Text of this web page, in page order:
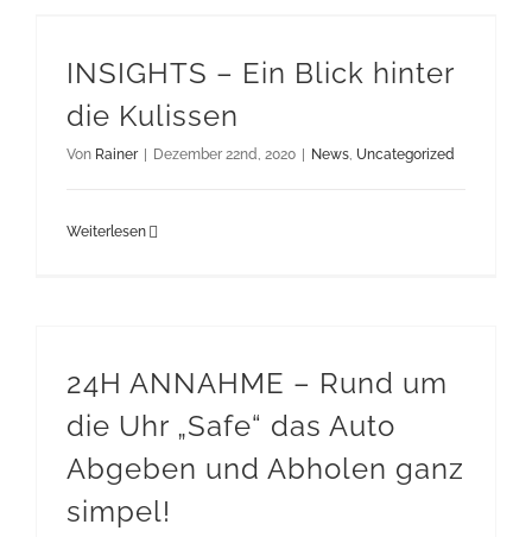
INSIGHTS – Ein Blick hinter
die Kulissen
Von Rainer | Dezember 22nd, 2020 | News Uncategorized
Weiterlesen
24H ANNAHME – Rund um
die Uhr „Safe“ das Auto
Abgeben und Abholen ganz
simpel!